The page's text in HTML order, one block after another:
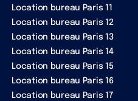
Location bureau Paris 11
Location bureau Paris 12
Location bureau Paris 13
Location bureau Paris 14
Location bureau Paris 15
Location bureau Paris 16
Location bureau Paris 17